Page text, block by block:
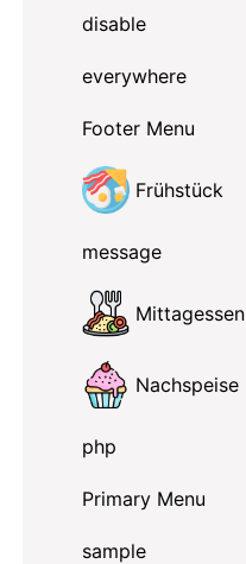
disable
everywhere
Footer Menu
Frühstück
message
Mittagessen
Nachspeise
php
Primary Menu
sample